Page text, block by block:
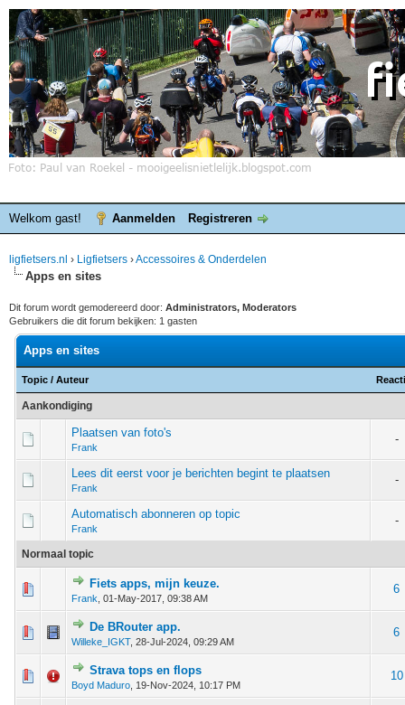
Welkom gast! Aanmelden Registreren
ligfietsers.nl › Ligfietsers ›Accessoires & Onderdelen
Apps en sites
Dit forum wordt gemodereerd door: Administrators, Moderators
Gebruikers die dit forum bekijken: 1 gasten
Apps en sites
Topic / Auteur
Aankondiging
Plaatsen van foto's
Frank
-
Lees dit eerst voor je berichten begint te plaatsen
Frank
-
Automatisch abonneren op topic
Frank
-
Normaal topic
Fiets apps, mijn keuze.
Frank 01-May-2017, 09:38 AM
6
- 0 van 5 gemiddeld
De BRouter app.
Willeke_IGKT, 28-Jul-2024, 09:29 AM
6
- 0 van 5 gemiddeld
123
Strava tops en flops
Boyd Maduro 19-Nov-2024, 10:17 PM
10
- 0 van 5 gemiddeld
123